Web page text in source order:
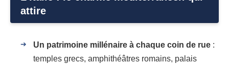
attire
Un patrimoine millénaire à chaque coin de rue :
temples grecs, amphithéâtres romains, palais